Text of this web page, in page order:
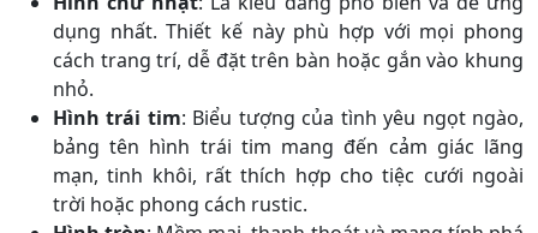
dụng nhất. Thiết kế này phù hợp với mọi phong
cách trang trí, dễ đặt trên bàn hoặc gắn vào khung
nhỏ.
Hình trái tim: Biểu tượng của tình yêu ngọt ngào,
bảng tên hình trái tim mang đến cảm giác lãng
mạn, tinh khôi, rất thích hợp cho tiệc cưới ngoài
trời hoặc phong cách rustic.